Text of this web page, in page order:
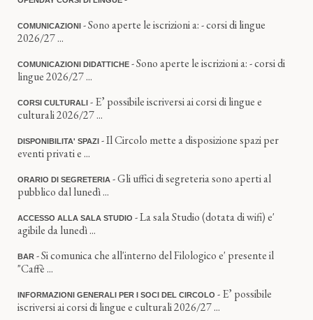
COMUNICAZIONI - Sono aperte le iscrizioni a: - corsi di lingue
2026/27 ...
COMUNICAZIONI DIDATTICHE - Sono aperte le iscrizioni a: - corsi di
lingue 2026/27 ...
CORSI CULTURALI - E’ possibile iscriversi ai corsi di lingue e
culturali 2026/27 ...
DISPONIBILITA' SPAZI - Il Circolo mette a disposizione spazi per
eventi privati e ...
ORARIO DI SEGRETERIA - Gli uffici di segreteria sono aperti al
pubblico dal lunedì ...
ACCESSO ALLA SALA STUDIO - La sala Studio (dotata di wifi) e'
agibile da lunedì ...
BAR - Si comunica che all'interno del Filologico e' presente il
"Caffè ...
INFORMAZIONI GENERALI PER I SOCI DEL CIRCOLO - E’ possibile
iscriversi ai corsi di lingue e culturali 2026/27 ...